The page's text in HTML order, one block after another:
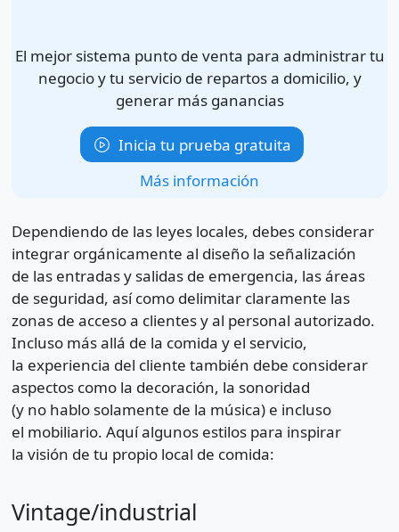
El mejor sistema punto de venta para administrar tu
negocio y tu servicio de repartos a domicilio, y
generar más ganancias
Inicia tu prueba gratuita
Más información
Dependiendo de las leyes locales, debes considerar
integrar orgánicamente al diseño la señalización
de las entradas y salidas de emergencia, las áreas
de seguridad, así como delimitar claramente las
zonas de acceso a clientes y al personal autorizado.
Incluso más allá de la comida y el servicio,
la experiencia del cliente también debe considerar
aspectos como la decoración, la sonoridad
(y no hablo solamente de la música) e incluso
el mobiliario. Aquí algunos estilos para inspirar
la visión de tu propio local de comida:
Vintage/industrial